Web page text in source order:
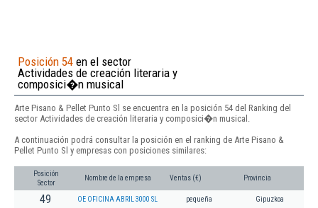
Posición 54 en el sector
Actividades de creación literaria y
composici�n musical
Arte Pisano & Pellet Punto Sl se encuentra en la posición 54 del Ranking del
sector Actividades de creación literaria y composici�n musical.
A continuación podrá consultar la posición en el ranking de Arte Pisano &
Pellet Punto Sl y empresas con posiciones similares:
Posición
Sector
Nombre de la empresa Ventas (€) Provincia
49 OE OFICINA ABRIL 3000 SL pequeña Gipuzkoa